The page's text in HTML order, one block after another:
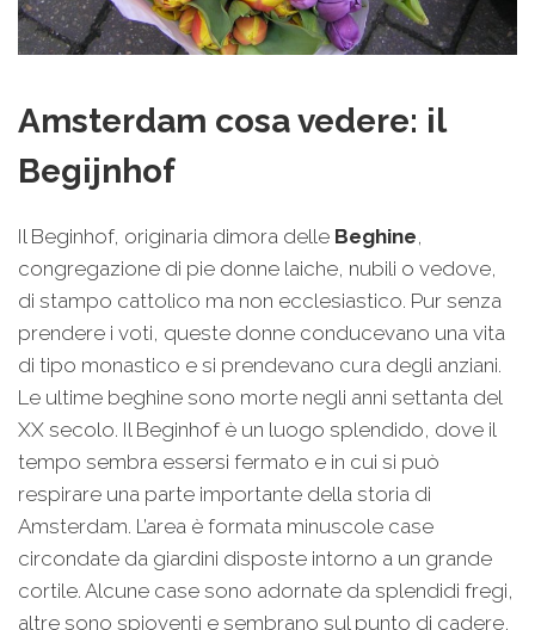
Amsterdam cosa vedere: il
Begijnhof
Il Beginhof, originaria dimora delle Beghine,
congregazione di pie donne laiche, nubili o vedove,
di stampo cattolico ma non ecclesiastico. Pur senza
prendere i voti, queste donne conducevano una vita
di tipo monastico e si prendevano cura degli anziani.
Le ultime beghine sono morte negli anni settanta del
XX secolo. Il Beginhof è un luogo splendido, dove il
tempo sembra essersi fermato e in cui si può
respirare una parte importante della storia di
Amsterdam. L’area è formata minuscole case
circondate da giardini disposte intorno a un grande
cortile. Alcune case sono adornate da splendidi fregi,
altre sono spioventi e sembrano sul punto di cadere,